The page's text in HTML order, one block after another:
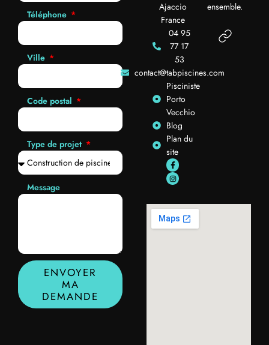
Téléphone
Ville
Code postal
Type de projet
Message
ENVOYER
MA
DEMANDE
Ajaccio
France
04 95
77 17
53
contact@tabpiscines.com
Pisciniste
Porto
Vecchio
Blog
Plan du
site
ensemble.